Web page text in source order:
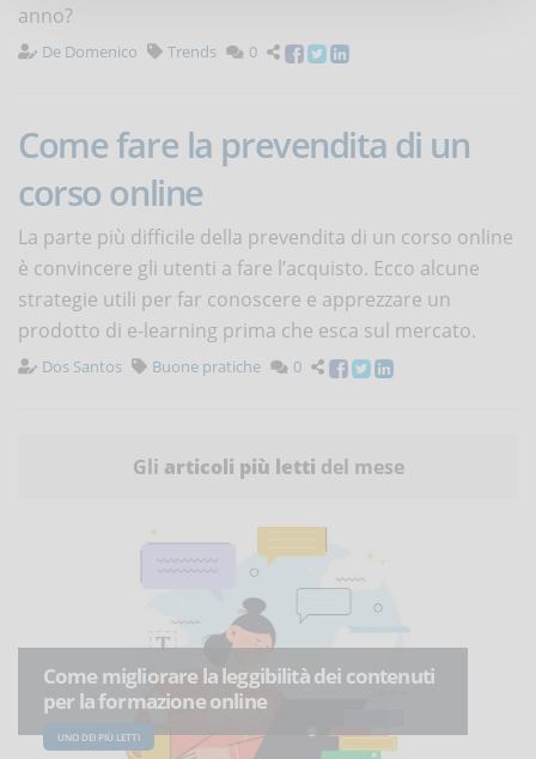
anno?
De Domenico Trends 0
Come fare la prevendita di un
corso online
La parte più difficile della prevendita di un corso online
è convincere gli utenti a fare l’acquisto. Ecco alcune
strategie utili per far conoscere e apprezzare un
prodotto di e-learning prima che esca sul mercato.
Dos Santos Buone pratiche 0
Gli articoli più letti del mese
Come migliorare la leggibilità dei contenuti
per la formazione online
UNO DEI PIÙ LETTI